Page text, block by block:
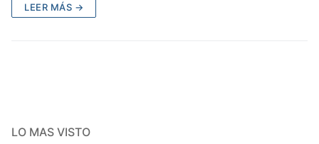
LEER MÁS →
LO MAS VISTO